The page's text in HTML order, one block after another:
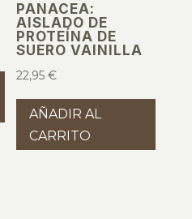
PANACEA:
AISLADO DE
PROTEÍNA DE
SUERO VAINILLA
22,95€
AÑADIR AL
CARRITO